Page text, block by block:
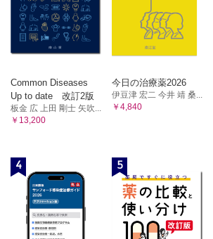
Common Diseases
Up to date 改訂2版
板金 広 上田 剛士 矢吹...
￥13,200
今日の治療薬2026
伊豆津 宏二 今井 靖 桑...
￥4,840
4 5